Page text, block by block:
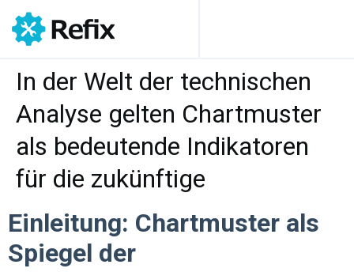
In der Welt der technischen
Analyse gelten Chartmuster
als bedeutende Indikatoren
für die zukünftige
Einleitung: Chartmuster als
Spiegel der